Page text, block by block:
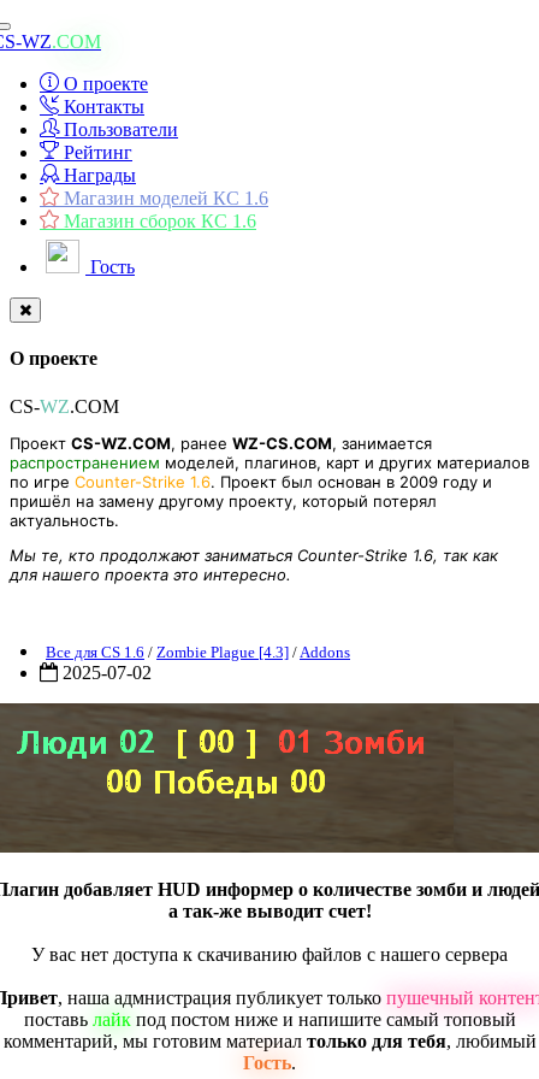
Toggle
navigation
WZ.COM
О проекте
Контакты
Пользователи
Рейтинг
Награды
Магазин моделей КС 1.6
Магазин сборок КС 1.6
Гость
О проекте
CS-WZ.COM
Проект CS-WZ.COM, ранее WZ-CS.COM, занимается
распространением моделей, плагинов, карт и других материалов
по игре Counter-Strike 1.6. Проект был основан в 2009 году и
пришёл на замену другому проекту, который потерял
актуальность.
Мы те, кто продолжают заниматься Counter-Strike 1.6, так как
для нашего проекта это интересно.
Все для CS 1.6 / Zombie Plague [4.3] / Addons
2025-07-02
добавляет HUD информер о количестве зомби и
а так-же выводит счет!
У вас нет доступа к скачиванию файлов с нашего сервера
, наша адмнистрация публикует только пушечный
поставь лайкпод постом ниже и напишите самый топовый
комментарий, мы готовим материал только для тебя, любимый
Гость.